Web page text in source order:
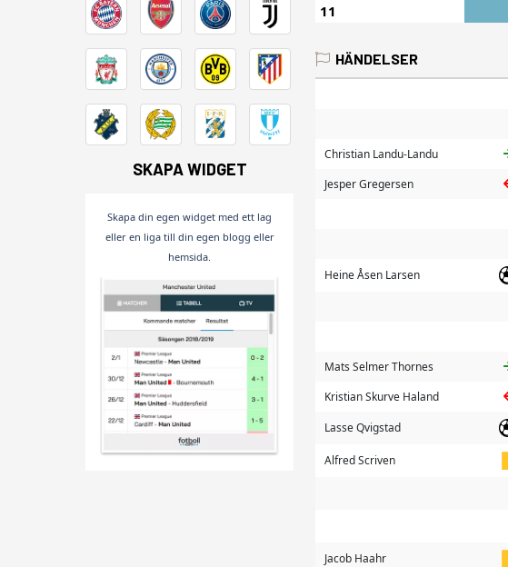
11
HÄNDELSER
Christian Landu-Landu
Jesper Gregersen
Heine Åsen Larsen
Mats Selmer Thornes
Kristian Skurve Haland
Lasse Qvigstad
Alfred Scriven
Jacob Haahr
SKAPA WIDGET
Skapa din egen widget med ett lag
eller en liga till din egen blogg eller
hemsida.